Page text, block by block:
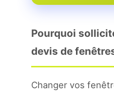
Pourquoi
devis de
Changer vos